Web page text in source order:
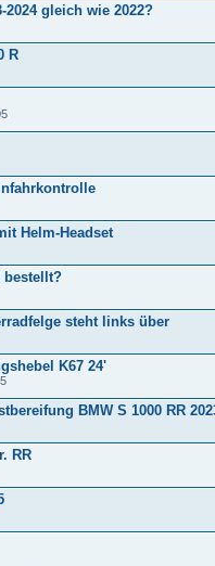
2024 gleich wie 2022?
R
Helm-Headset
bestellt?
steht links über
K67 24'
BMW S 1000 RR
RR